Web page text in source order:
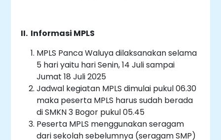
II. Informasi MPLS
MPLS Panca Waluya dilaksanakan selama
5 hari yaitu hari Senin, 14 Juli sampai
Jumat 18 Juli 2025
Jadwal kegiatan MPLS dimulai pukul 06.30
maka peserta MPLS harus sudah berada
di SMKN 3 Bogor pukul 05.45
Peserta MPLS menggunakan seragam
dari sekolah sebelumnya (seragam SMP)